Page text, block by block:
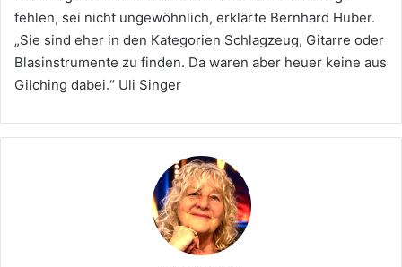
fehlen, sei nicht ungewöhnlich, erklärte Bernhard Huber.
„Sie sind eher in den Kategorien Schlagzeug, Gitarre oder
Blasinstrumente zu finden. Da waren aber heuer keine aus
Gilching dabei.“ Uli Singer